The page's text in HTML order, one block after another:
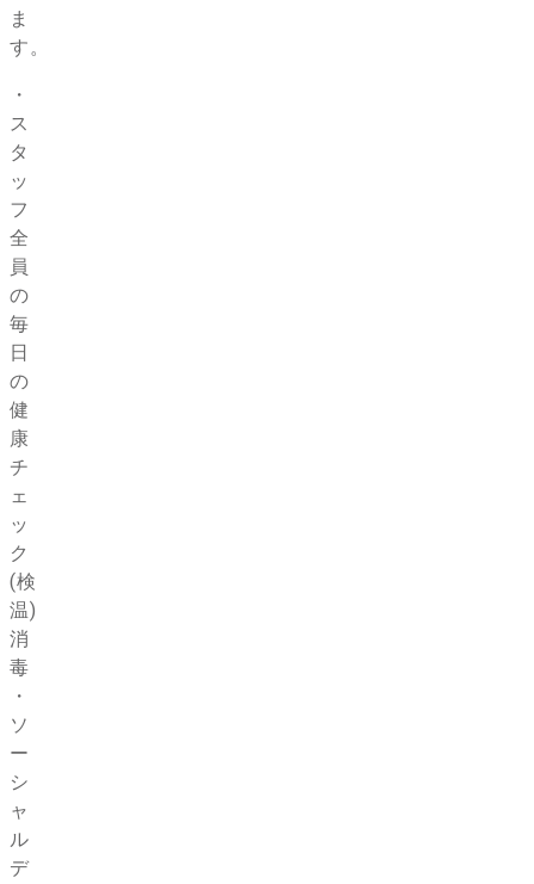
ま
す。
・
ス
タ
ッ
フ
全
員
の
毎
日
の
健
康
チ
ェ
ッ
ク
(検
温)・
消
毒
・
ソ
ー
シ
ャ
ル
デ